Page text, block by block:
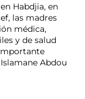
Habdjia, en
las madres
médica,
y de salud
Abdou